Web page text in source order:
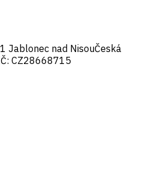
Jablonec nad NisouČeská
CZ28668715